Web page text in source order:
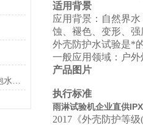
适用背景
应用背景：自然界
蚀、褪色、变形、
外壳防护水试验是*
一般应用领域：户
产品图片
执行标准
雨淋试验机企业直供
2017《外壳防护等级